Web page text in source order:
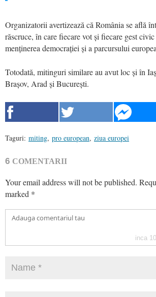
Organizatorii avertizează că România se află
răscruce, în care fiecare vot și fiecare gest
menținerea democrației și a parcursului
Totodată, mitinguri similare au avut loc și în
Brașov, Arad și București.
Taguri: miting, pro european, ziua europei
6 COMENTARII
Your email address will not be published.
marked *
inca